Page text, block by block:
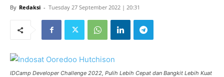
By Redaksi - Tuesday 27 September 2022 | 20:31
IDCamp Developer Challenge 2022, Pulih Lebih Cepat dan Bangkit Lebih Kuat